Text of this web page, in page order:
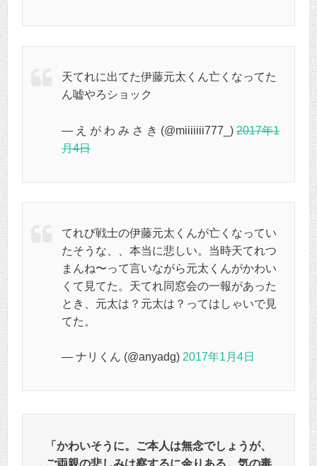
天てれに出てた伊藤元太くん亡くなってた
ん嘘やろショック
— え が わ み さ き (@miiiiiii777_) 2017年1
月4日
てれび戦士の伊藤元太くんが亡くなってい
たそうな、、本当に悲しい。当時天てれつ
まんね〜って言いながら元太くんがかわい
くて見てた。天てれ同窓会の一報があった
とき、元太は？元太は？ってはしゃいで見
てた。
— ナリくん (@anyadg) 2017年1月4日
「かわいそうに。ご本人は無念でしょうが、